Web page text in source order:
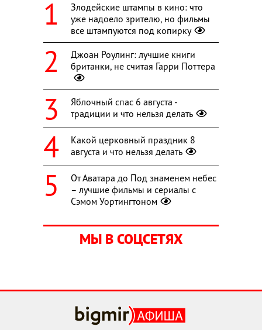
Злодейские штампы в кино: что
уже надоело зрителю, но фильмы
все штампуются под копирку
Джоан Роулинг: лучшие книги
британки, не считая Гарри Поттера
Яблочный спас 6 августа -
традиции и что нельзя делать
Какой церковный праздник 8
августа и что нельзя делать
От Аватара до Под знаменем небес
– лучшие фильмы и сериалы с
Сэмом Уортингтоном
МЫ В СОЦСЕТЯХ